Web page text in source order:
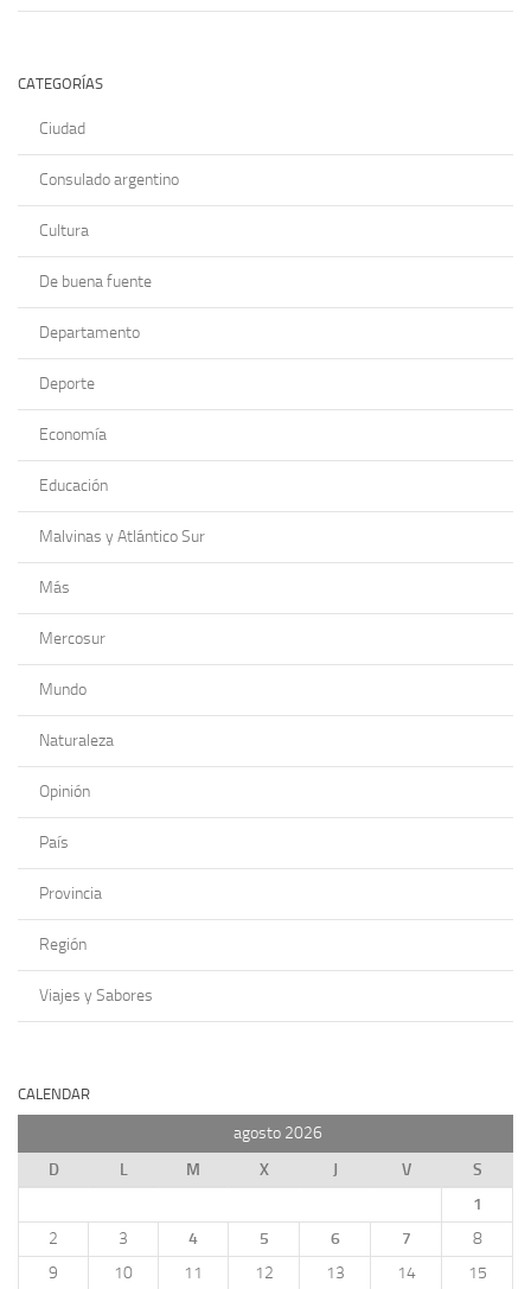
CATEGORÍAS
Ciudad
Consulado argentino
Cultura
De buena fuente
Departamento
Deporte
Economía
Educación
Malvinas y Atlántico Sur
Más
Mercosur
Mundo
Naturaleza
Opinión
País
Provincia
Región
Viajes y Sabores
CALENDAR
agosto 2026
D
L M X J V
S
1
2
3 4 5 6 7
8
9
10 11 12 13 14
15